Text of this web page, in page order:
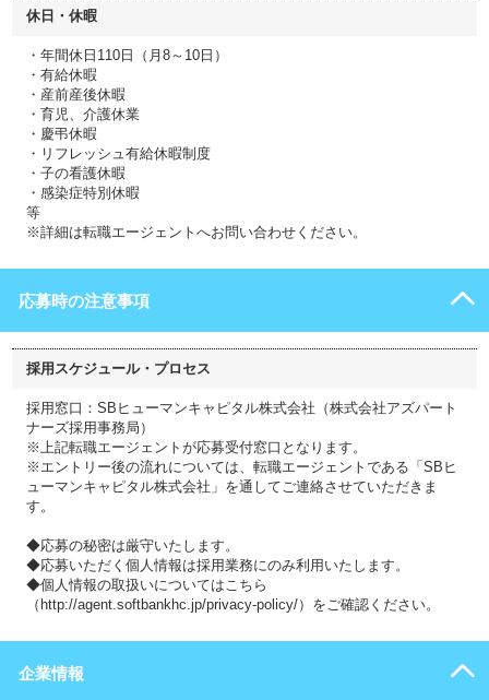
休日・休暇
・年間休日110日（月8～10日）
・有給休暇
・産前産後休暇
・育児、介護休業
・慶弔休暇
・リフレッシュ有給休暇制度
・子の看護休暇
・感染症特別休暇
等
※詳細は転職エージェントへお問い合わせください。
応募時の注意事項
採用スケジュール・プロセス
採用窓口：SBヒューマンキャピタル株式会社（株式会社アズパート
ナーズ採用事務局）
※上記転職エージェントが応募受付窓口となります。
※エントリー後の流れについては、転職エージェントである「SBヒ
ューマンキャピタル株式会社」を通してご連絡させていただきま
す。
◆応募の秘密は厳守いたします。
◆応募いただく個人情報は採用業務にのみ利用いたします。
◆個人情報の取扱いについてはこちら
（http://agent.softbankhc.jp/privacy-policy/）をご確認ください。
企業情報